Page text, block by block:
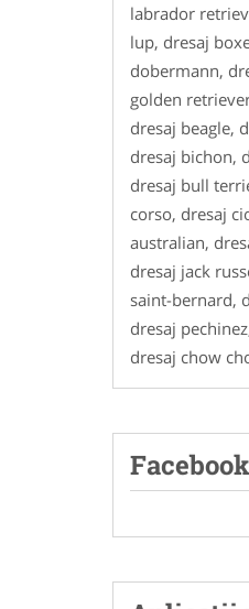
labrador
lup, dresaj
dobermann,
golden
dresaj beagle,
dresaj bichon,
dresaj bull
corso, dresaj
australian,
dresaj jack
saint-bernard,
dresaj
dresaj chow
Facebook